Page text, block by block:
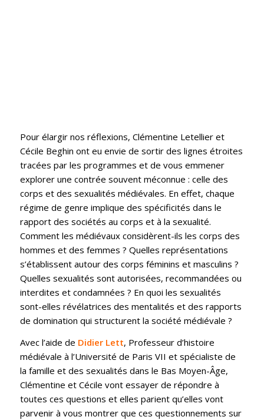
Pour élargir nos réflexions, Clémentine Letellier et
Cécile Beghin ont eu envie de sortir des lignes étroites
tracées par les programmes et de vous emmener
explorer une contrée souvent méconnue : celle des
corps et des sexualités médiévales. En effet, chaque
régime de genre implique des spécificités dans le
rapport des sociétés au corps et à la sexualité.
Comment les médiévaux considèrent-ils les corps des
hommes et des femmes ? Quelles représentations
s’établissent autour des corps féminins et masculins ?
Quelles sexualités sont autorisées, recommandées ou
interdites et condamnées ? En quoi les sexualités
sont-elles révélatrices des mentalités et des rapports
de domination qui structurent la société médiévale ?
Avec l’aide de Didier Lett, Professeur d’histoire
médiévale à l’Université de Paris VII et spécialiste de
la famille et des sexualités dans le Bas Moyen-Âge,
Clémentine et Cécile vont essayer de répondre à
toutes ces questions et elles parient qu’elles vont
parvenir à vous montrer que ces questionnements sur